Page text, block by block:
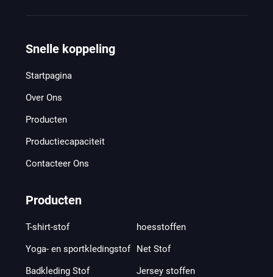
Snelle koppeling
Startpagina
Over Ons
Producten
Productiecapaciteit
Contacteer Ons
Producten
T-shirt-stof
Yoga- en sportkledingstof
Badkleding Stof
hoesstoffen
Net Stof
Jersey stoffen